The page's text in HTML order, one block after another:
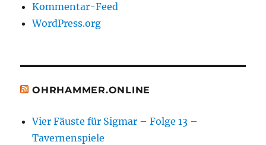
Kommentar-Feed
WordPress.org
OHRHAMMER.ONLINE
Vier Fäuste für Sigmar – Folge 13 –
Tavernenspiele